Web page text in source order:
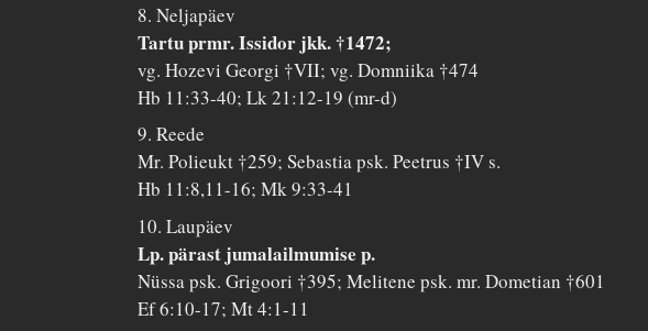
8. Neljapäev
Tartu prmr. Issidor jkk. †1472;
vg. Hozevi Georgi †VII; vg. Domniika †474
Hb 11:33-40; Lk 21:12-19 (mr-d)
9. Reede
Mr. Polieukt †259; Sebastia psk. Peetrus †IV s.
Hb 11:8,11-16; Mk 9:33-41
10. Laupäev
Lp. pärast jumalailmumise p.
Nüssa psk. Grigoori †395; Melitene psk. mr. Dometian †601
Ef 6:10-17; Mt 4:1-11